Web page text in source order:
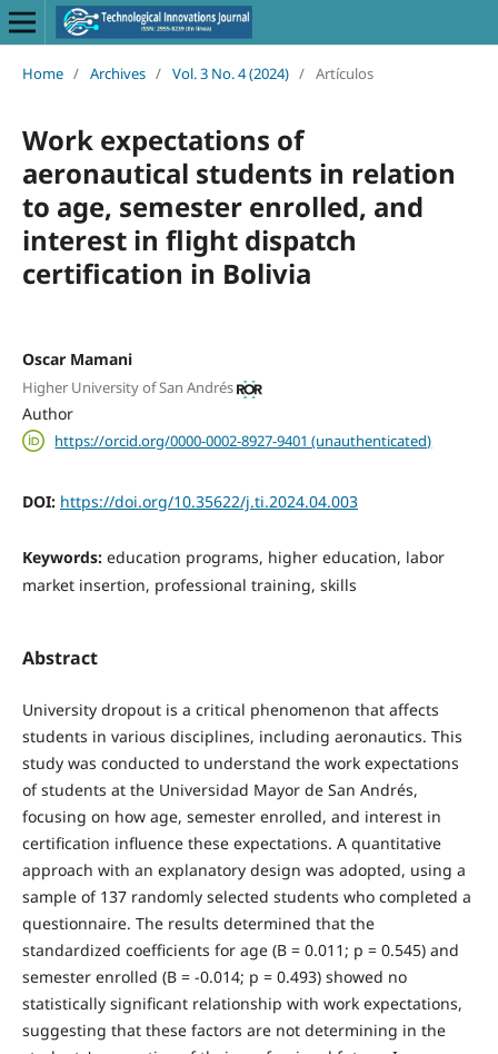
Home / Archives / Vol. 3 No. 4 (2024) / Artículos
Work expectations of
aeronautical students in relation
to age, semester enrolled, and
interest in flight dispatch
certification in Bolivia
Oscar Mamani
Higher University of San Andrés
Author
https://orcid.org/0000-0002-8927-9401 (unauthenticated)
DOI: https://doi.org/10.35622/j.ti.2024.04.003
Keywords: education programs, higher education, labor
market insertion, professional training, skills
Abstract
University dropout is a critical phenomenon that affects
students in various disciplines, including aeronautics. This
study was conducted to understand the work expectations
of students at the Universidad Mayor de San Andrés,
focusing on how age, semester enrolled, and interest in
certification influence these expectations. A quantitative
approach with an explanatory design was adopted, using a
sample of 137 randomly selected students who completed a
questionnaire. The results determined that the
standardized coefficients for age (B = 0.011; p = 0.545) and
semester enrolled (B = -0.014; p = 0.493) showed no
statistically significant relationship with work expectations,
suggesting that these factors are not determining in the